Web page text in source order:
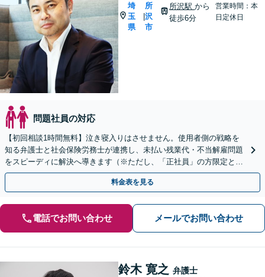
埼
玉
県
所
沢
市
所沢駅から
徒歩6分
営業時間：本
日定休日
問題社員の対応
【初回相談1時間無料】泣き寝入りはさせません。使用者側の戦略を
知る弁護士と社会保険労務士が連携し、未払い残業代・不当解雇問題
をスピーディに解決へ導きます（※ただし、「正社員」の方限定とな
ります）。
料金表を見る
電話でお問い合わせ メールでお問い合わせ
鈴木 寛之 弁護士